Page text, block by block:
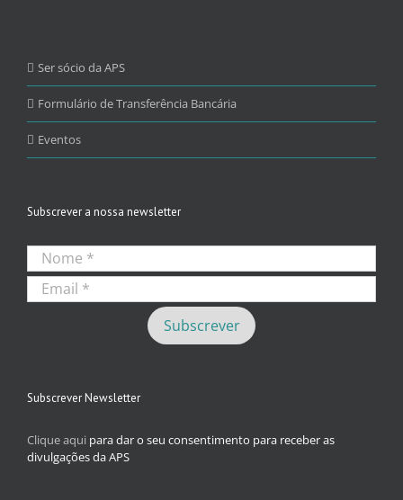
Ser sócio da APS
Formulário de Transferência Bancária
Eventos
Subscrever a nossa newsletter
Subscrever Newsletter
Clique aqui para dar o seu consentimento para receber as
divulgações da APS